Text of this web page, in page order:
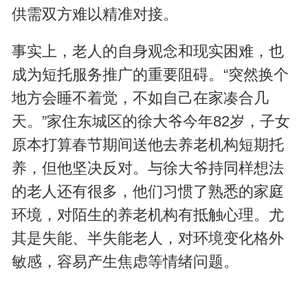
供需双方难以精准对接。
事实上，老人的自身观念和现实困难，也
成为短托服务推广的重要阻碍。“突然换个
地方会睡不着觉，不如自己在家凑合几
天。”家住东城区的徐大爷今年82岁，子女
原本打算春节期间送他去养老机构短期托
养，但他坚决反对。与徐大爷持同样想法
的老人还有很多，他们习惯了熟悉的家庭
环境，对陌生的养老机构有抵触心理。尤
其是失能、半失能老人，对环境变化格外
敏感，容易产生焦虑等情绪问题。